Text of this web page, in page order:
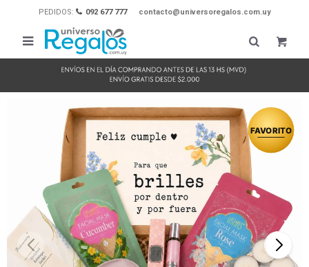
PEDIDOS: 092 677 777 contacto@universoregalos.com.uy
